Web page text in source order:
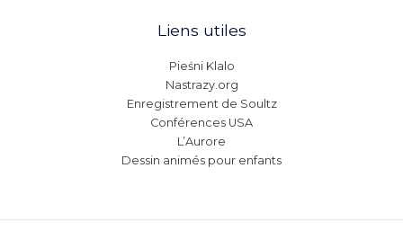
Liens utiles
Pieśni Klalo
Nastrazy.org
Enregistrement de Soultz
Conférences USA
L’Aurore
Dessin animés pour enfants